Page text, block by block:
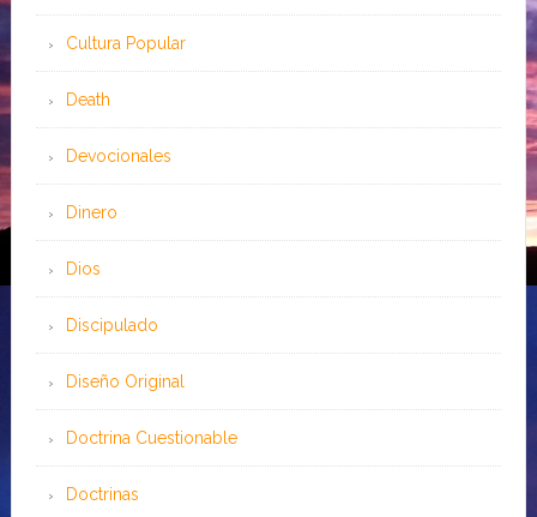
Cultura Popular
Death
Devocionales
Dinero
Dios
Discipulado
Diseño Original
Doctrina Cuestionable
Doctrinas